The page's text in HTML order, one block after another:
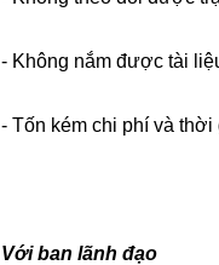
- Không nắm được tài
- Tốn kém chi phí và
Với ban lãnh đạo